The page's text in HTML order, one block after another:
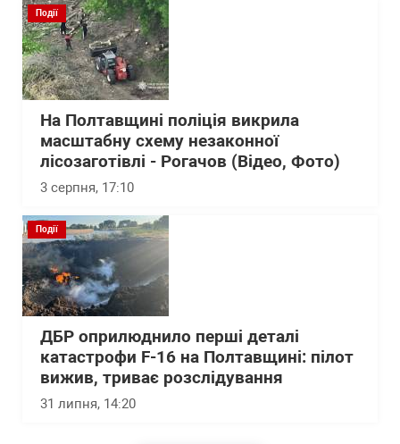
Події
На Полтавщині поліція викрила
масштабну схему незаконної
лісозаготівлі - Рогачов (Відео, Фото)
3 серпня, 17:10
Події
ДБР оприлюднило перші деталі
катастрофи F-16 на Полтавщині: пілот
вижив, триває розслідування
31 липня, 14:20